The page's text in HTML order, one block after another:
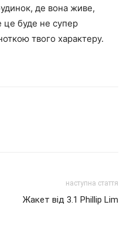
де вона живе,
це буде не супер
твого характеру.
наступна стаття
Жакет від 3.1 Phillip Lim